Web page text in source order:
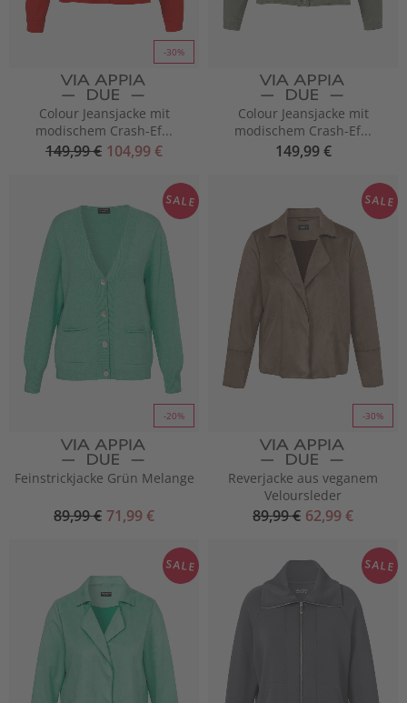
-30%
Colour Jeansjacke mit
modischem Crash-Ef...
149,99 € 104,99 €
Colour Jeansjacke mit
modischem Crash-Ef...
149,99 €
-20%
SALE
Feinstrickjacke Grün Melange
89,99 € 71,99 €
-30%
SALE
Reverjacke aus veganem
Veloursleder
89,99 € 62,99 €
SALE SALE